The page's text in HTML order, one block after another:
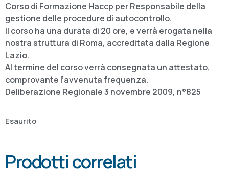
Corso di Formazione Haccp per Responsabile della
gestione delle procedure di autocontrollo.
Il corso ha una durata di 20 ore, e verrà erogata nella
nostra struttura di Roma, accreditata dalla Regione
Lazio.
Al termine del corso verrà consegnata un attestato,
comprovante l’avvenuta frequenza.
Deliberazione Regionale 3 novembre 2009, n°825
Esaurito
Prodotti correlati